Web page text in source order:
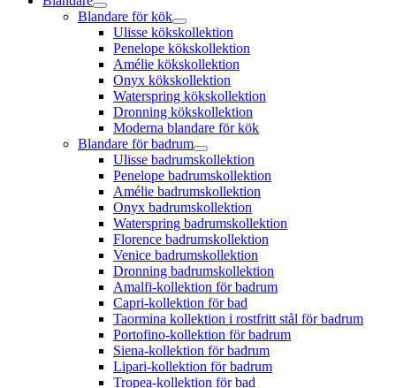
Blandare för kök
Ulisse kökskollektion
Penelope kökskollektion
Amélie kökskollektion
Onyx kökskollektion
Waterspring kökskollektion
Dronning kökskollektion
Moderna blandare för kök
Blandare för badrum
Ulisse badrumskollektion
Penelope badrumskollektion
Amélie badrumskollektion
Onyx badrumskollektion
Waterspring badrumskollektion
Florence badrumskollektion
Venice badrumskollektion
Dronning badrumskollektion
Amalfi-kollektion för badrum
Capri-kollektion för bad
Taormina kollektion i rostfritt stål för badrum
Portofino-kollektion för badrum
Siena-kollektion för badrum
Lipari-kollektion för badrum
Tropea-kollektion för bad